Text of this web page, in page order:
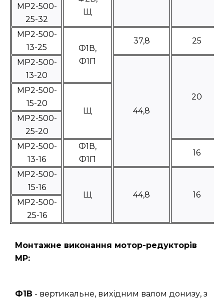
Щ
МР2-500-
25-32
МР2-500-
13-25
Ф1В,
Ф1П
37,8 25
МР2-500-
13-20
44,8
20
МР2-500-
15-20
Щ
МР2-500-
25-20
МР2-500-
13-16
Ф1В,
Ф1П
16
МР2-500-
15-16
Щ 44,8 16
МР2-500-
25-16
Монтажне виконання мотор-редукторів
МР:
Ф1В - вертикальне, вихідним валом донизу, з